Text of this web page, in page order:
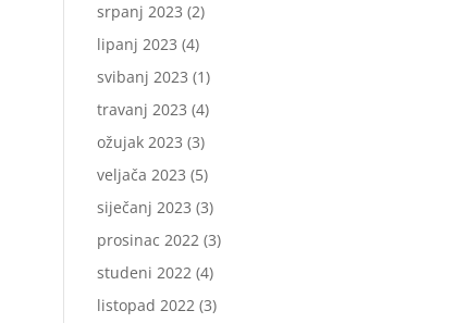
srpanj 2023 (2)
lipanj 2023 (4)
svibanj 2023 (1)
travanj 2023 (4)
ožujak 2023 (3)
veljača 2023 (5)
siječanj 2023 (3)
prosinac 2022 (3)
studeni 2022 (4)
listopad 2022 (3)